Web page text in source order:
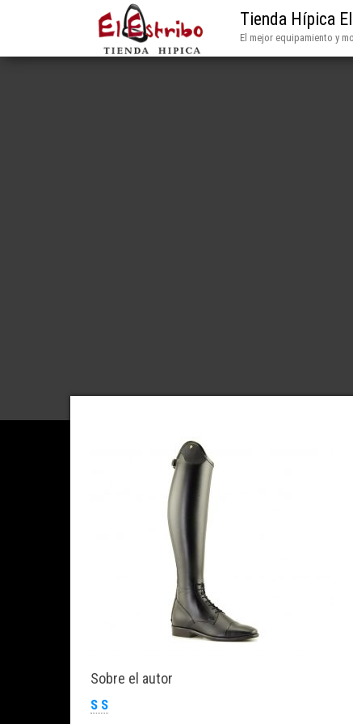
Tienda Hípica
El mejor equipamiento y
Sobre el autor
S S